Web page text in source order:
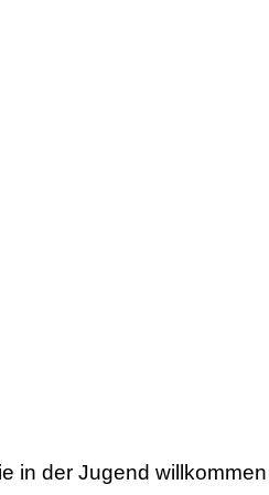
in der Jugend